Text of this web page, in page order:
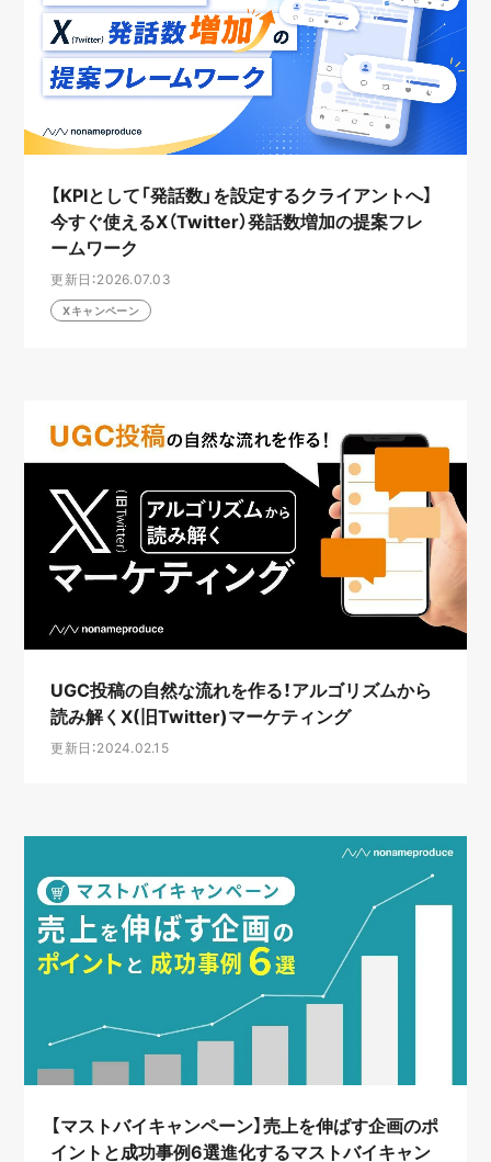
【KPIとして「発話数」を設定するクライアントへ】
今すぐ使えるX（Twitter）発話数増加の提案フレ
ームワーク
更新日：2026.07.03
Xキャンペーン
UGC投稿の自然な流れを作る！アルゴリズムから
読み解くX(旧Twitter)マーケティング
更新日：2024.02.15
【マストバイキャンペーン】売上を伸ばす企画のポ
イントと成功事例6選進化するマストバイキャン